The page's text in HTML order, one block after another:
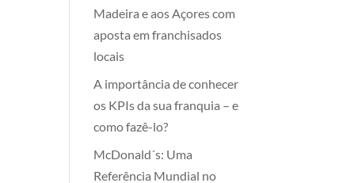
Madeira e aos Açores com
aposta em franchisados
locais
A importância de conhecer
os KPIs da sua franquia – e
como fazê-lo?
McDonald´s: Uma
Referência Mundial no